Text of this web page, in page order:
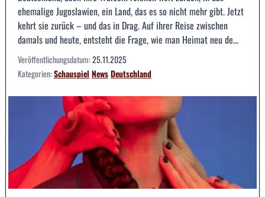
ehemalige Jugoslawien, ein Land, das es so nicht mehr gibt. Jetzt
kehrt sie zurück – und das in Drag. Auf ihrer Reise zwischen
damals und heute, entsteht die Frage, wie man Heimat neu de...
Veröffentlichungsdatum:25.11.2025
Kategorien:Schauspiel NewsDeutschland